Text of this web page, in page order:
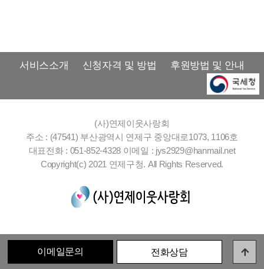
서비스소개 신청자격 및 방법 후원방법 및 안내
(사)연제이웃사랑회
주소 : (47541) 부산광역시 연제구 중앙대로1073, 1106호
대표전화 : 051-852-4328 이메일 : jys2929@hanmail.net
Copyright(c) 2021 연제구청. All Rights Reserved.
이메일문의 전화상담